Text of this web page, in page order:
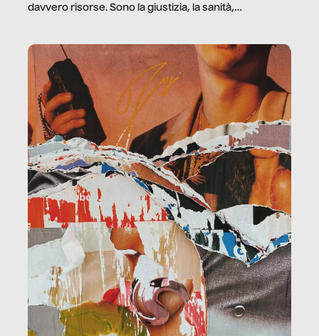
davvero risorse. Sono la giustizia, la sanità,